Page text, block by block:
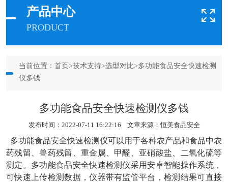
产品中心
PRODUCT
当前位置： 首页 >技术支持>选型对比>多功能食品安全快速检测
仪多钱
多功能食品安全快速检测仪多钱
发布时间：2022-07-11 16:22:16 文章来源：恒美食品安全
多功能食品安全快速检测仪可以用于各种农产品和食品中农
药残留、兽药残留、重金属、甲醛、亚硝酸盐、二氧化硫等
测定。多功能食品安全快速检测仪采用安卓智能操作系统，
可快速上传检测数据，仪器带有监管平台，检测结果可直接